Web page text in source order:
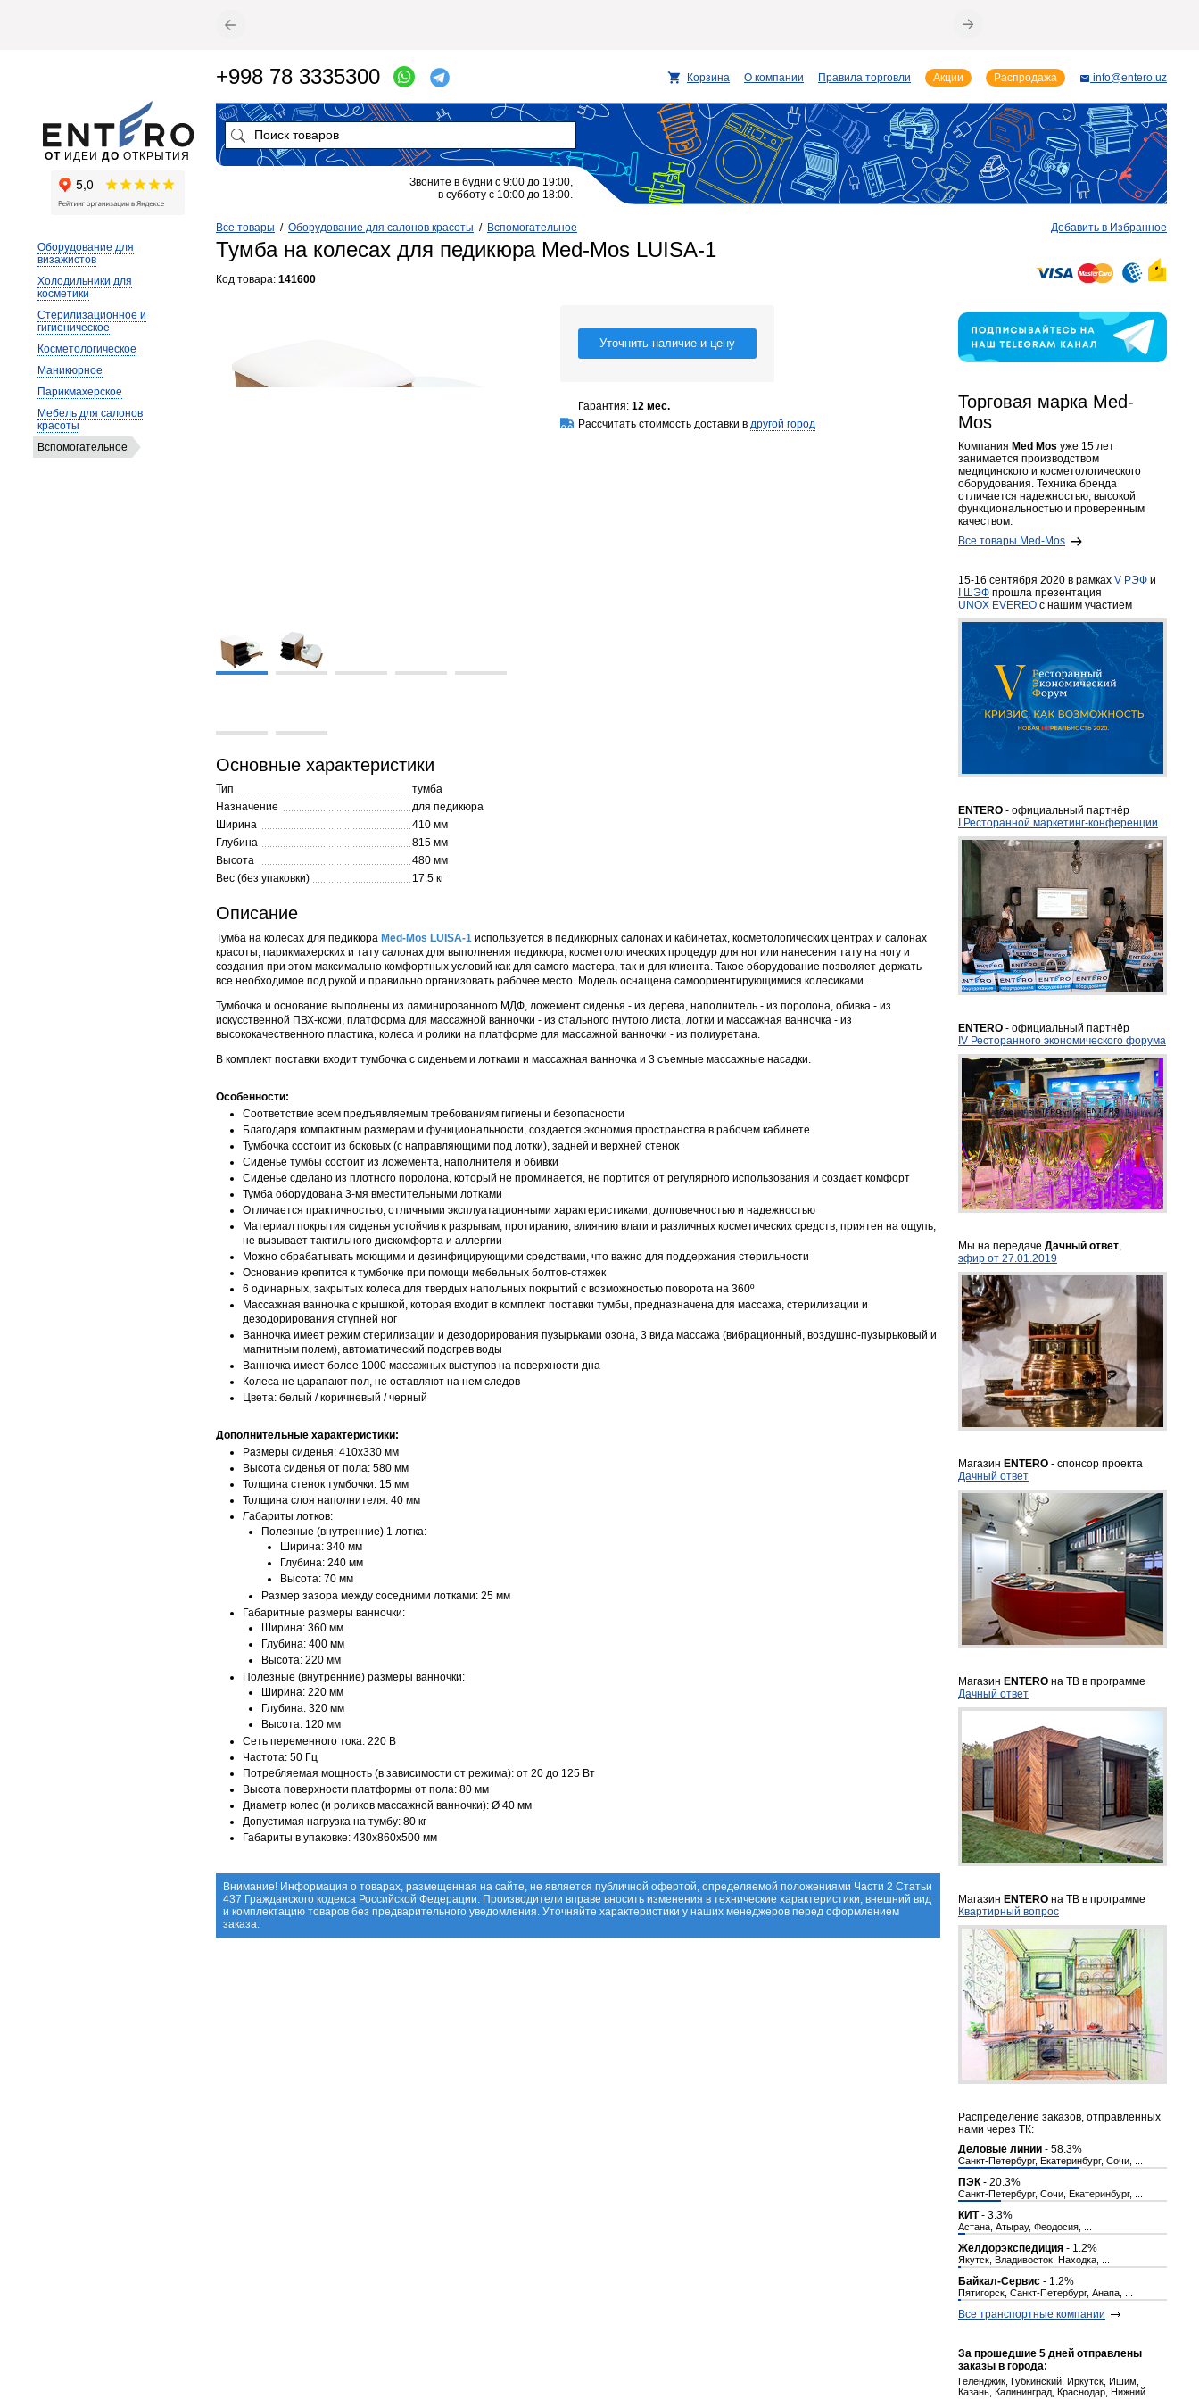
Все товары / Оборудование для салонов красоты / Вспомогательное
Тумба на колесах для педикюра Med-Mos LUISA-1
Код товара: 141600
Уточнить наличие и цену
Гарантия: 12 мес.
Рассчитать стоимость доставки в другой город
Основные характеристики
Тип
тумба
Назначение
для педикюра
Ширина
410 мм
Глубина
815 мм
Высота
480 мм
Вес (без упаковки)
17.5 кг
Описание
Тумба на колесах для педикюра Med-Mos LUISA-1 используется в педикюрных салонах и кабинетах, косметологических центрах и салонах
красоты, парикмахерских и тату салонах для выполнения педикюра, косметологических процедур для ног или нанесения тату на ногу и
создания при этом максимально комфортных условий как для самого мастера, так и для клиента. Такое оборудование позволяет держать
все необходимое под рукой и правильно организовать рабочее место. Модель оснащена самоориентирующимися колесиками.
Тумбочка и основание выполнены из ламинированного МДФ, ложемент сиденья - из дерева, наполнитель - из поролона, обивка - из
искусственной ПВХ-кожи, платформа для массажной ванночки - из стального гнутого листа, лотки и массажная ванночка - из
высококачественного пластика, колеса и ролики на платформе для массажной ванночки - из полиуретана.
В комплект поставки входит тумбочка с сиденьем и лотками и массажная ванночка и 3 съемные массажные насадки.
Особенности:
Соответствие всем предъявляемым требованиям гигиены и безопасности
Благодаря компактным размерам и функциональности, создается экономия пространства в рабочем кабинете
Тумбочка состоит из боковых (с направляющими под лотки), задней и верхней стенок
Сиденье тумбы состоит из ложемента, наполнителя и обивки
Сиденье сделано из плотного поролона, который не проминается, не портится от регулярного использования и создает комфорт
Тумба оборудована 3-мя вместительными лотками
Отличается практичностью, отличными эксплуатационными характеристиками, долговечностью и надежностью
Материал покрытия сиденья устойчив к разрывам, протиранию, влиянию влаги и различных косметических средств, приятен на ощупь,
не вызывает тактильного дискомфорта и аллергии
Можно обрабатывать моющими и дезинфицирующими средствами, что важно для поддержания стерильности
Основание крепится к тумбочке при помощи мебельных болтов-стяжек
6 одинарных, закрытых колеса для твердых напольных покрытий с возможностью поворота на 360º
Массажная ванночка с крышкой, которая входит в комплект поставки тумбы, предназначена для массажа, стерилизации и
дезодорирования ступней ног
Ванночка имеет режим стерилизации и дезодорирования пузырьками озона, 3 вида массажа (вибрационный, воздушно-пузырьковый и
магнитным полем), автоматический подогрев воды
Ванночка имеет более 1000 массажных выступов на поверхности дна
Колеса не царапают пол, не оставляют на нем следов
Цвета: белый / коричневый / черный
Дополнительные характеристики:
Размеры сиденья: 410х330 мм
Высота сиденья от пола: 580 мм
Толщина стенок тумбочки: 15 мм
Толщина слоя наполнителя: 40 мм​
Габариты лотков:
Полезные (внутренние) 1 лотка:
Ширина: 340 мм
Глубина: 240 мм
Высота: 70 мм
Размер зазора между соседними лотками: 25 мм
Габаритные размеры ванночки:
Ширина: 360 мм
Глубина: 400 мм
Высота: 220 мм
Полезные (внутренние) размеры ванночки:
Ширина: 220 мм
Глубина: 320 мм
Высота: 120 мм
Сеть переменного тока: 220 В
Частота: 50 Гц
Потребляемая мощность (в зависимости от режима): от 20 до 125 Вт
Высота поверхности платформы от пола: 80 мм
Диаметр колес (и роликов массажной ванночки): Ø 40 мм
Допустимая нагрузка на тумбу: 80 кг
Габариты в упаковке: 430х860х500 мм
Внимание! Информация о товарах, размещенная на сайте, не является публичной офертой, определяемой положениями Части 2 Статьи
437 Гражданского кодекса Российской Федерации. Производители вправе вносить изменения в технические характеристики, внешний вид
и комплектацию товаров без предварительного уведомления. Уточняйте характеристики у наших менеджеров перед оформлением
заказа.
Добавить в Избранное
Торговая марка Med-
Mos
Компания Med Mos уже 15 лет
занимается производством
медицинского и косметологического
оборудования. Техника бренда
отличается надежностью, высокой
функциональностью и проверенным
качеством.
Все товары Med-Mos
15-16 сентября 2020 в рамках V РЭФ и
I ШЭФ прошла презентация
UNOX EVEREO с нашим участием
ENTERO - официальный партнёр
I Ресторанной маркетинг-конференции
ENTERO - официальный партнёр
IV Ресторанного экономического форума
Мы на передаче Дачный ответ,
эфир от 27.01.2019
Магазин ENTERO - спонсор проекта
Дачный ответ
Магазин ENTERO на ТВ в программе
Дачный ответ
Магазин ENTERO на ТВ в программе
Квартирный вопрос
Распределение заказов, отправленных
нами через ТК:
Деловые линии - 58.3%
Санкт-Петербург, Екатеринбург, Сочи, ...
ПЭК- 20.3%
Санкт-Петербург, Сочи, Екатеринбург, ...
КИТ- 3.3%
Астана, Атырау, Феодосия, ...
Желдорэкспедиция - 1.2%
Якутск, Владивосток, Находка, ...
Байкал-Сервис - 1.2%
Пятигорск, Санкт-Петербург, Анапа, ...
Все транспортные компании
За прошедшие 5 дней отправлены
заказы в города:
Геленджик, Губкинский, Иркутск, Ишим,
Казань, Калининград, Краснодар, Нижний
Оборудование для
визажистов
Холодильники для
косметики
Стерилизационное и
гигиеническое
Косметологическое
Маникюрное
Парикмахерское
Мебель для салонов
красоты
Вспомогательное
ОТ ИДЕИ ДО ОТКРЫТИЯ
+998 78 3335300 Корзина О компании Правила торговли Акции Распродажа info@entero.uz
Звоните в будни с 9:00 до 19:00,
в субботу с 10:00 до 18:00.